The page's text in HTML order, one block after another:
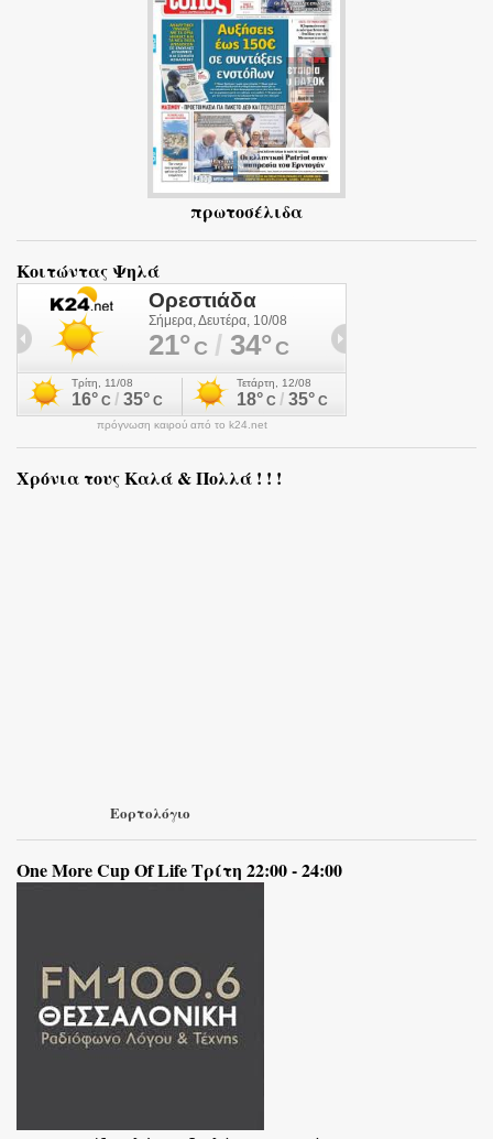
πρωτοσέλιδα
Κοιτώντας Ψηλά
πρόγνωση καιρού από το k24.net
Χρόνια τους Καλά & Πολλά ! ! !
Εορτολόγιο
One More Cup Of Life Τρίτη 22:00 - 24:00